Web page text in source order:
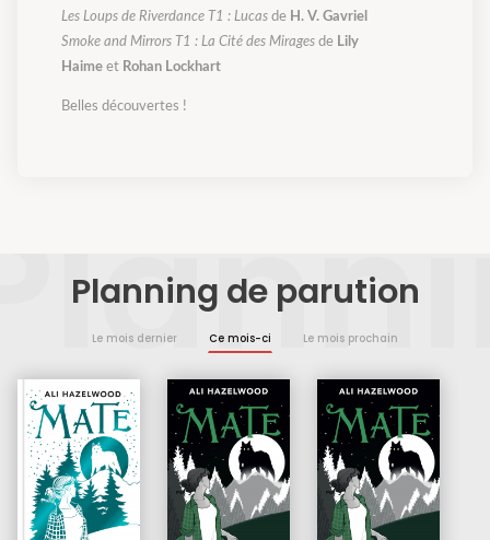
Les Loups de Riverdance T1 : Lucas de H. V. Gavriel
Smoke and Mirrors T1 : La Cité des Mirages de Lily
Haime et Rohan Lockhart
Belles découvertes !
Planning de parution
Le mois dernier Ce mois-ci Le mois prochain